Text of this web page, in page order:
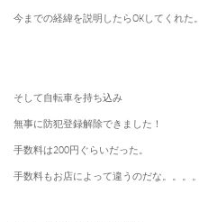
今までの経緯を説明したらOKしてくれた。
そして自転車を持ち込み
無事に防犯登録解除できました！
手数料は200円ぐらいだった。
手数料もお店によって違うのだな。。。。